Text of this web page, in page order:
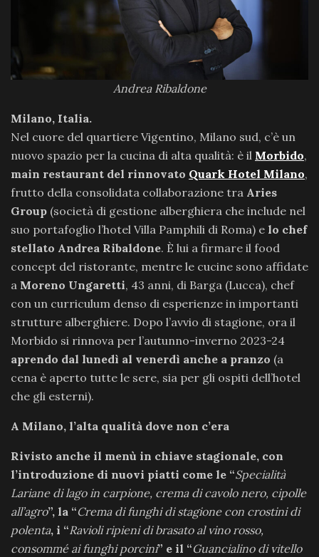
Andrea Ribaldone
Milano, Italia.
Nel cuore del quartiere Vigentino, Milano sud, c’è un
nuovo spazio per la cucina di alta qualità: è il Morbido,
main restaurant del rinnovato Quark Hotel Milano,
frutto della consolidata collaborazione tra Aries
Group (società di gestione alberghiera che include nel
suo portafoglio l’hotel Villa Pamphili di Roma) e lo chef
stellato Andrea Ribaldone. È lui a firmare il food
concept del ristorante, mentre le cucine sono affidate
a Moreno Ungaretti, 43 anni, di Barga (Lucca), chef
con un curriculum denso di esperienze in importanti
strutture alberghiere. Dopo l’avvio di stagione, ora il
Morbido si rinnova per l’autunno-inverno 2023-24
aprendo dal lunedì al venerdì anche a pranzo (a
cena è aperto tutte le sere, sia per gli ospiti dell’hotel
che gli esterni).
A Milano, l’alta qualità dove non c’era
Rivisto anche il menù in chiave stagionale, con
l’introduzione di nuovi piatti come le “Specialità
Lariane di lago in carpione, crema di cavolo nero, cipolle
all’agro”, la “Crema di funghi di stagione con crostini di
polenta, i “Ravioli ripieni di brasato al vino rosso,
consommé ai funghi porcini” e il “Guancialino di vitello